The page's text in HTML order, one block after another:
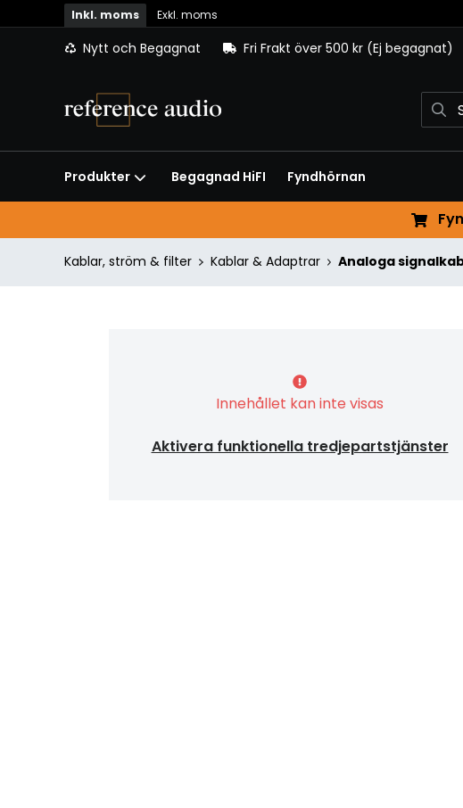
Inkl. moms Exkl. moms
Nytt och Begagnat Fri Frakt över 500 kr (Ej begagnat)
Produkter Begagnad HiFI Fyndhörnan
Kablar, ström & filter Kablar & Adaptrar Analoga
Innehållet kan inte visas
Aktivera funktionella tredjepartstjänster